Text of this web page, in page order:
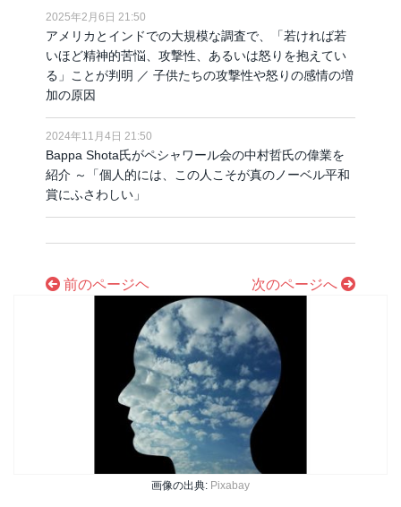
2025年2月6日 21:50
アメリカとインドでの大規模な調査で、「若ければ若
いほど精神的苦悩、攻撃性、あるいは怒りを抱えてい
る」ことが判明 ／ 子供たちの攻撃性や怒りの感情の増
加の原因
2024年11月4日 21:50
Bappa Shota氏がペシャワール会の中村哲氏の偉業を
紹介 ～「個人的には、この人こそが真のノーベル平和
賞にふさわしい」
前のページヘ 次のページへ
画像の出典: Pixabay